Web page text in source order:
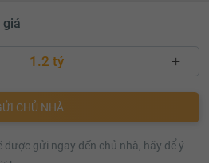
giá
1.2 tỷ
1.24 tỷ
CHỦ NHÀ
gửi ngay đến chủ nhà, hãy để ý